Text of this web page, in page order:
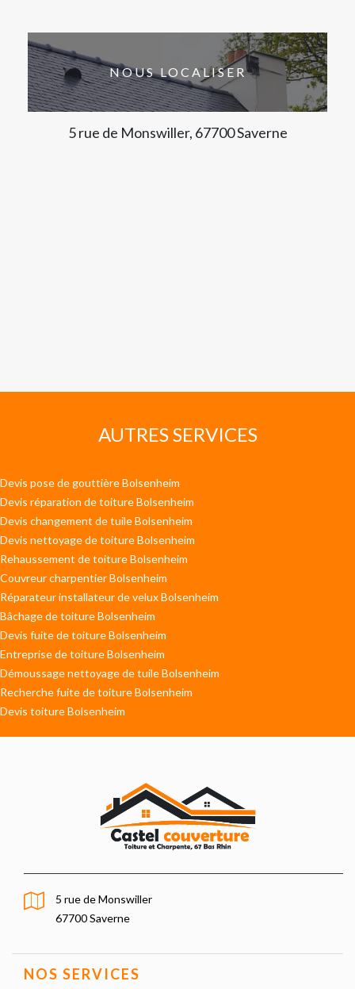
NOUS LOCALISER
5 rue de Monswiller, 67700 Saverne
AUTRES SERVICES
Devis pose de gouttière Bolsenheim
Devis réparation de toiture Bolsenheim
Devis changement de tuile Bolsenheim
Devis nettoyage de toiture Bolsenheim
Rehaussement de toiture Bolsenheim
Couvreur charpentier Bolsenheim
Réparateur installateur de velux Bolsenheim
Bâchage de toiture Bolsenheim
Devis fuite de toiture Bolsenheim
Entreprise de toiture Bolsenheim
Démoussage nettoyage de tuile Bolsenheim
Recherche fuite de toiture Bolsenheim
Devis toiture Bolsenheim
5 rue de Monswiller
67700 Saverne
NOS SERVICES